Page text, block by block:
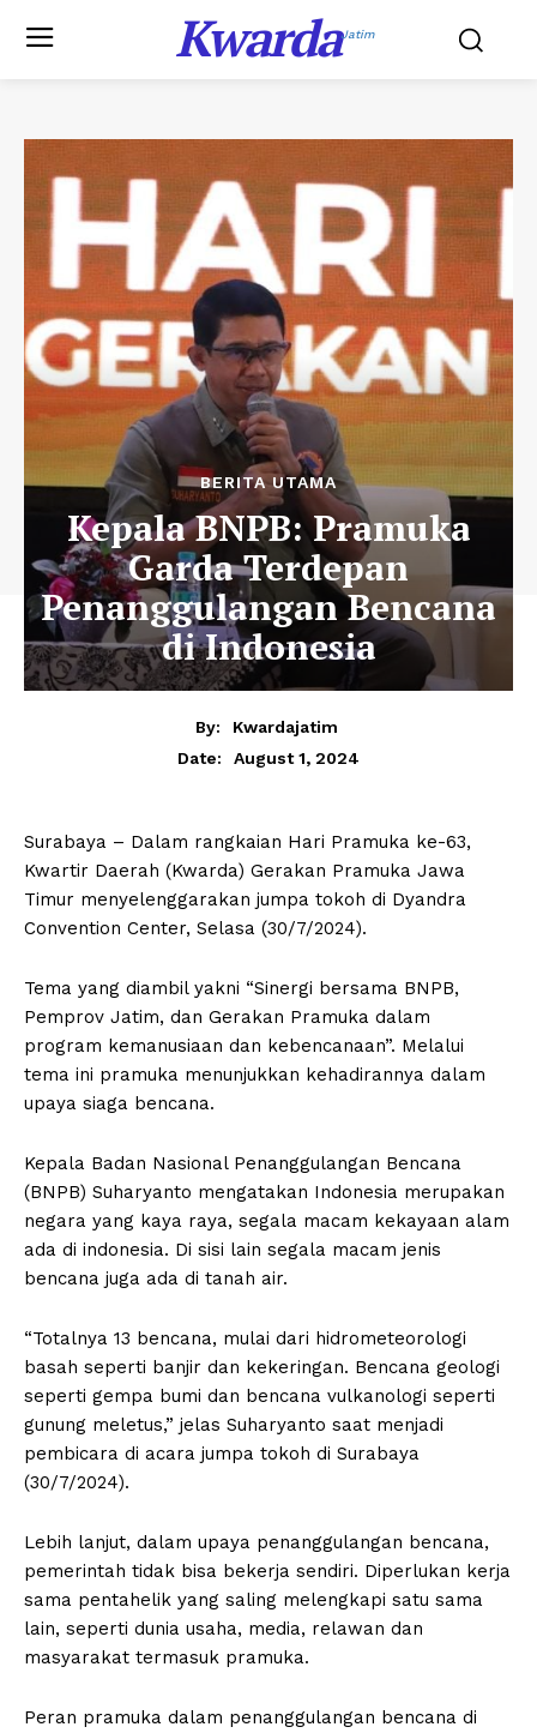
KwardaJatim
BERITA UTAMA
Kepala BNPB: Pramuka
Garda Terdepan
Penanggulangan Bencana
di Indonesia
By:
Kwardajatim
Date:
August 1, 2024
Surabaya – Dalam rangkaian Hari Pramuka ke-63,
Kwartir Daerah (Kwarda) Gerakan Pramuka Jawa
Timur menyelenggarakan jumpa tokoh di Dyandra
Convention Center, Selasa (30/7/2024).
Tema yang diambil yakni “Sinergi bersama BNPB,
Pemprov Jatim, dan Gerakan Pramuka dalam
program kemanusiaan dan kebencanaan”. Melalui
tema ini pramuka menunjukkan kehadirannya dalam
upaya siaga bencana.
Kepala Badan Nasional Penanggulangan Bencana
(BNPB) Suharyanto mengatakan Indonesia merupakan
negara yang kaya raya, segala macam kekayaan alam
ada di indonesia. Di sisi lain segala macam jenis
bencana juga ada di tanah air.
“Totalnya 13 bencana, mulai dari hidrometeorologi
basah seperti banjir dan kekeringan. Bencana geologi
seperti gempa bumi dan bencana vulkanologi seperti
gunung meletus,” jelas Suharyanto saat menjadi
pembicara di acara jumpa tokoh di Surabaya
(30/7/2024).
Lebih lanjut, dalam upaya penanggulangan bencana,
pemerintah tidak bisa bekerja sendiri. Diperlukan kerja
sama pentahelik yang saling melengkapi satu sama
lain, seperti dunia usaha, media, relawan dan
masyarakat termasuk pramuka.
Peran pramuka dalam penanggulangan bencana di